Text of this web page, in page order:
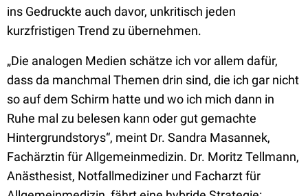
ins Gedruckte auch davor, unkritisch jeden
kurzfristigen Trend zu übernehmen.
„Die analogen Medien schätze ich vor allem dafür,
dass da manchmal Themen drin sind, die ich gar nicht
so auf dem Schirm hatte und wo ich mich dann in
Ruhe mal zu belesen kann oder gut gemachte
Hintergrundstorys“, meint Dr. Sandra Masannek,
Fachärztin für Allgemeinmedizin. Dr. Moritz Tellmann,
Anästhesist, Notfallmediziner und Facharzt für